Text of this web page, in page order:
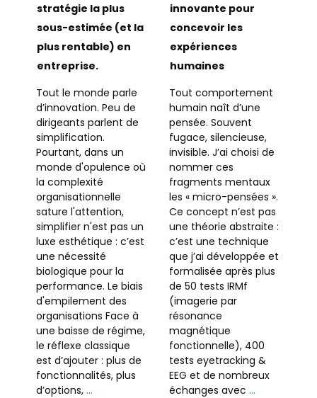
stratégie la plus
sous-estimée (et la
plus rentable) en
entreprise.
Tout le monde parle
d’innovation. Peu de
dirigeants parlent de
simplification.
Pourtant, dans un
monde d'opulence où
la complexité
organisationnelle
sature l'attention,
simplifier n'est pas un
luxe esthétique : c’est
une nécessité
biologique pour la
performance. Le biais
d'empilement des
organisations Face à
une baisse de régime,
le réflexe classique
est d’ajouter : plus de
fonctionnalités, plus
d’options, …
innovante pour
concevoir les
expériences
humaines
Tout comportement
humain naît d’une
pensée. Souvent
fugace, silencieuse,
invisible. J’ai choisi de
nommer ces
fragments mentaux
les « micro-pensées ».
Ce concept n’est pas
une théorie abstraite :
c’est une technique
que j’ai développée et
formalisée après plus
de 50 tests IRMf
(imagerie par
résonance
magnétique
fonctionnelle), 400
tests eyetracking &
EEG et de nombreux
échanges avec …